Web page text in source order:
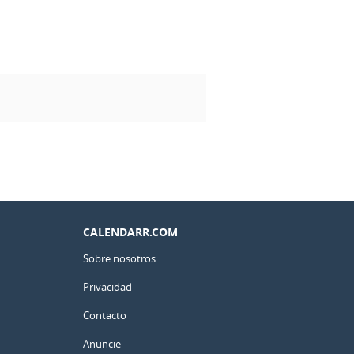
CALENDARR.COM
Sobre nosotros
Privacidad
Contacto
Anuncie